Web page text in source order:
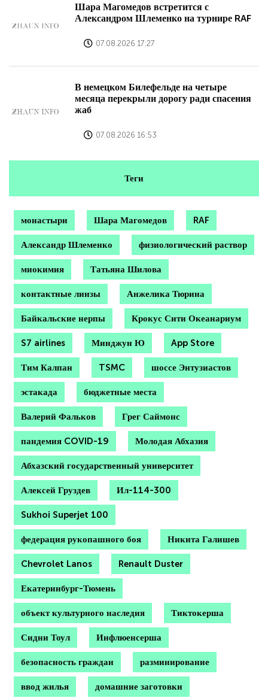
Шара Магомедов встретится с
Александром Шлеменко на турнире RAF
07.08.2026 17:27
В немецком Билефельде на четыре
месяца перекрыли дорогу ради спасения
жаб
07.08.2026 16:53
Теги
монастыри Шара Магомедов RAF
Александр Шлеменко физиологический раствор
миокимия Татьяна Шилова
контактные линзы Анжелика Тюрина
Байкальские нерпы Крокус Сити Океанариум
S7 airlines Минджун Ю App Store
Тим Калпан TSMC шоссе Энтузиастов
эстакада бюджетные места
Валерий Фальков Грег Саймонс
пандемия COVID-19 Молодая Абхазия
Абхазский государственный университет
Алексей Груздев Ил-114-300
Sukhoi Superjet 100
федерация рукопашного боя Никита Галишев
Chevrolet Lanos Renault Duster
Екатеринбург-Тюмень
объект культурного наследия Тиктокерша
Сидни Тоул Инфлюенсерша
безопасность граждан разминирование
ввод жилья домашние заготовки